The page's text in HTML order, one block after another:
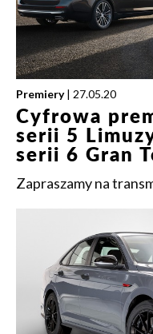
Premiery | 27.05.20
Cyfrowa
serii 5
serii 6 Gran
Zapraszamy na